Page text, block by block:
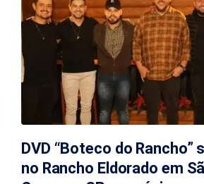
DVD “Boteco do Rancho”
no Rancho Eldorado em